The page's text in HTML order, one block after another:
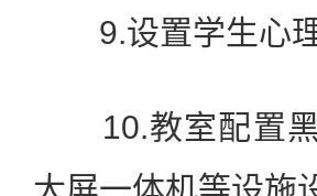
9.设置学生心理
10.教室配置黑